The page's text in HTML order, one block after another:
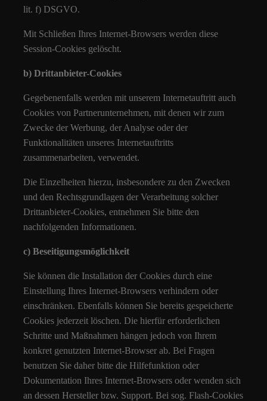
lit. f) DSGVO.
Mit Schließen Ihres Internet-Browsers werden diese
Session-Cookies gelöscht.
b) Drittanbieter-Cookies
Gegebenenfalls werden mit unserem Internetauftritt auch
Cookies von Partnerunternehmen, mit denen wir zum
Zwecke der Werbung, der Analyse oder der
Funktionalitäten unseres Internetauftritts
zusammenarbeiten, verwendet.
Die Einzelheiten hierzu, insbesondere zu den Zwecken
und den Rechtsgrundlagen der Verarbeitung solcher
Drittanbieter-Cookies, entnehmen Sie bitte den
nachfolgenden Informationen.
c) Beseitigungsmöglichkeit
Sie können die Installation der Cookies durch eine
Einstellung Ihres Internet-Browsers verhindern oder
einschränken. Ebenfalls können Sie bereits gespeicherte
Cookies jederzeit löschen. Die hierfür erforderlichen
Schritte und Maßnahmen hängen jedoch von Ihrem
konkret genutzten Internet-Browser ab. Bei Fragen
benutzen Sie daher bitte die Hilfefunktion oder
Dokumentation Ihres Internet-Browsers oder wenden sich
an dessen Hersteller bzw. Support. Bei sog. Flash-Cookies